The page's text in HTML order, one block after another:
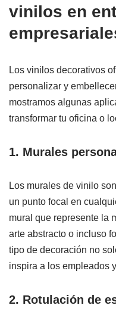
vinilos en
Los vinilos decorativos
personalizar y
mostramos algunas
transformar tu oficina o
1. Murales
Los murales de vinilo
un punto focal en
mural que represente la
arte abstracto o incluso
tipo de decoración no
inspira a los empleados
2. Rotulación de